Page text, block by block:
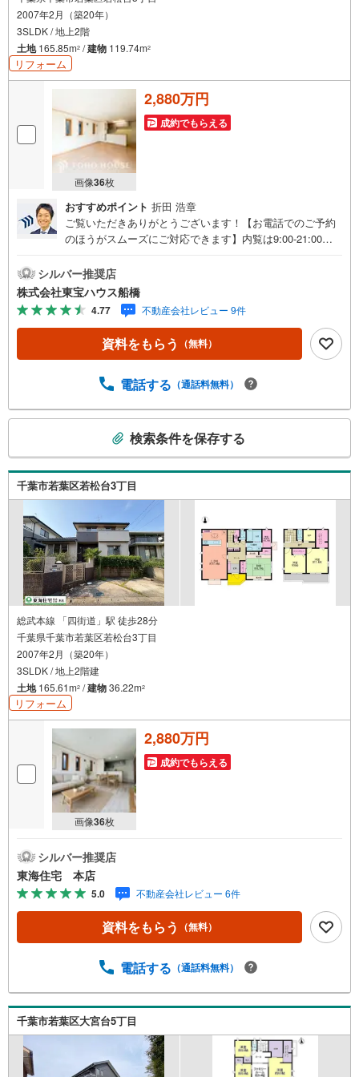
2007年2月（築20年）
3SLDK / 地上2階
土地165.85m2 /建物 119.74m2
リフォーム
画像36枚
2,880万円
成約でもらえる
おすすめポイント 折田 浩章
ご覧いただきありがとうございます！【お電話でのご予約
のほうがスムーズにご対応できます】内覧は9:00-21:00ま
［室内・現地を見学する］をクリック（2）本日～4日以内
をご希望の方は「ご要望・ご質問欄」に希望日時をご記入
ください！《東宝ハウス船橋のこだわり》スタッフ一同、
すべてのお客様に対して、自分の家族や仲の良い友人に対
するときと同じ気持ちで接客させていただいています。お
客様ひとりひとりが理想の住宅と出会い、住宅ローンやそ
まで、お付き合いをさせていただきます。
シルバー推奨店
株式会社東宝ハウス船橋
4.77 不動産会社レビュー 9件
資料をもらう （無料）
電話する （通話料無料）
検
索
条
受
け
取
る
・
条
件
イ
ペ
保
存
す
る
検索条件を保存する
千葉市若葉区若松台3丁目
総武本線 「四街道」駅 徒歩28分
千葉県千葉市若葉区若松台3丁目
2007年2月（築20年）
3SLDK / 地上2階建
土地165.61m2 /建物36.22m2
リフォーム
画像36枚
2,880万円
成約でもらえる
シルバー推奨店
東海住宅 本店
5.0 不動産会社レビュー 6件
資料をもらう （無料）
電話する （通話料無料）
千葉市若葉区大宮台5丁目